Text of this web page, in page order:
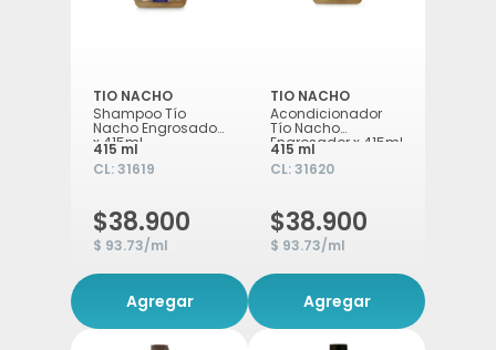
TIO NACHO
Shampoo Tío
Nacho Engrosador
x 415ml
415 ml
CL:31619
$38.900
$ 93.73/ml
Agregar
TIO NACHO
Acondicionador
Tío Nacho
Engrosador x 415ml
415 ml
CL:31620
$38.900
$ 93.73/ml
Agregar